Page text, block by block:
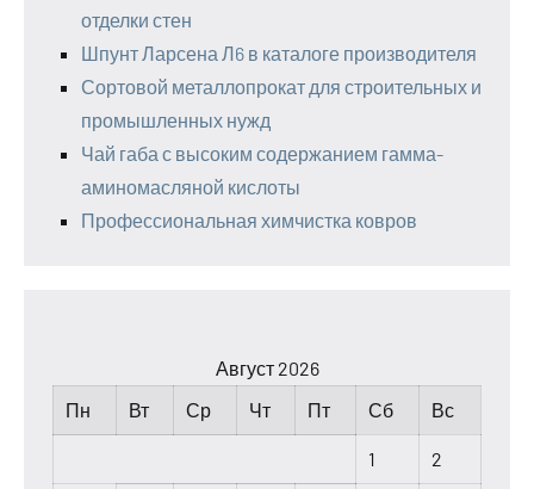
отделки стен
Шпунт Ларсена Л6 в каталоге производителя
Сортовой металлопрокат для строительных и
промышленных нужд
Чай габа с высоким содержанием гамма-
аминомасляной кислоты
Профессиональная химчистка ковров
Август 2026
Пн
Вт Ср Чт Пт Сб Вс
1 2